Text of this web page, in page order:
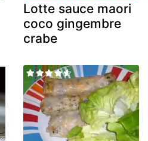
Lotte sauce maori
coco gingembre
crabe